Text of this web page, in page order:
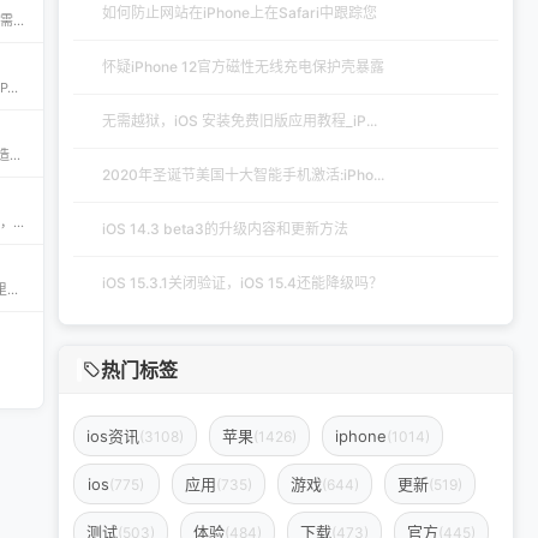
iPA资源一站式下载平台——ipapark.com ipapark.com 专注提供 iPhone、iPad、iPod 软体的 IPA 文件下载服务，覆盖 iOS4 至 iOS16 全系统版本，满足不同机型的用户需求。无论是正版砸壳、开心版软件，还是越狱插件、免费证书，都可在本站快速获取。 核心优势 **全网最全 ip
CyPwn IPA Library——最全的 iOS Sideloading 资源库 The CyPwn IPA Library is the most complete sideloading library available for iOS devices. 这里聚合了海量 IPA 包，覆盖 Jailbreak
Скачать бесплатно игры и приложения для iOS – 轻松获取海量精品 在 iklassika.ru，您可以 Скачать 各类 бесплатно 的 игры 与 приложения，专为 iOS 设备打造。平台汇聚最新、最热的移动资源，让用户无需繁琐搜索，一键下载，畅享无
appdb — 独立可信的 iOS / iPadOS / macOS 应用市场 appdb 是目前最大的 独立 marketplace，专注于 iOS、iPadOS 与 macOS 生态。无论是开发者想要免费发布应用，还是普通用户想要安全、私密地下载安装自己需要的 app，都可以在这里轻松实现。 核心优势 免费发布：开
钟意助手‑JoiHouse钟意小屋：果粉的专属 iOS 探索平台 钟意Apple助手（JoiHouse钟意小屋）致力于为 iPhone、iPad 用户提供最新、最全的 iOS 资源与实用技巧。这里汇聚了巨魔商店TrollStore、系统定制、越狱JailBreak等热门内容，让每一位果粉都能轻松玩转 iOS 的无限可能
如何防止网站在iPhone上在Safari中跟踪您
怀疑iPhone 12官方磁性无线充电保护壳暴露
无需越狱，iOS 安装免费旧版应用教程_iP...
2020年圣诞节美国十大智能手机激活:iPho...
iOS 14.3 beta3的升级内容和更新方法
iOS 15.3.1关闭验证，iOS 15.4还能降级吗？
热门标签
ios资讯 (3108) 苹果(1426) iphone(1014)
ios(775) 应用(735) 游戏(644) 更新(519)
测试(503) 体验(484) 下载(473) 官方(445)